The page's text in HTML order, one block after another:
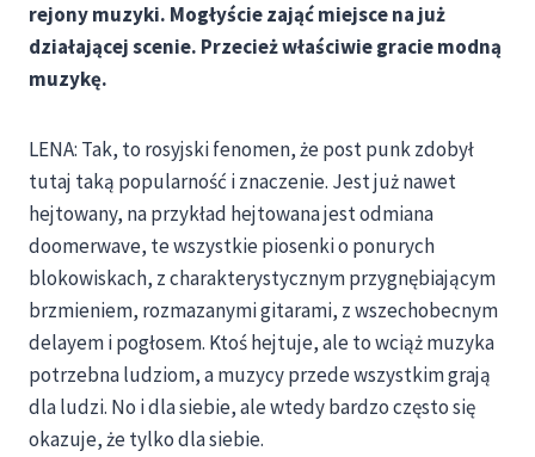
rejony muzyki. Mogłyście zająć miejsce na już
działającej scenie. Przecież właściwie gracie modną
muzykę.
LENA: Tak, to rosyjski fenomen, że post punk zdobył
tutaj taką popularność i znaczenie. Jest już nawet
hejtowany, na przykład hejtowana jest odmiana
doomerwave, te wszystkie piosenki o ponurych
blokowiskach, z charakterystycznym przygnębiającym
brzmieniem, rozmazanymi gitarami, z wszechobecnym
delayem i pogłosem. Ktoś hejtuje, ale to wciąż muzyka
potrzebna ludziom, a muzycy przede wszystkim grają
dla ludzi. No i dla siebie, ale wtedy bardzo często się
okazuje, że tylko dla siebie.